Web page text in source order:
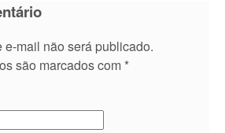
e-mail não será publicado.
são marcados com *